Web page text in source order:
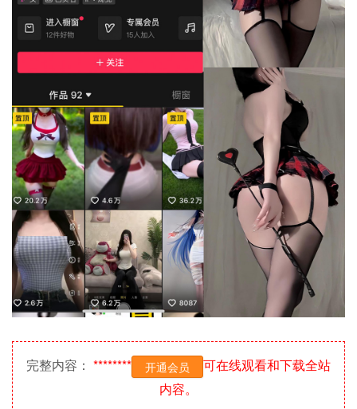
完整内容： ******** 开通会员
可在线观看和下载全站
内容。